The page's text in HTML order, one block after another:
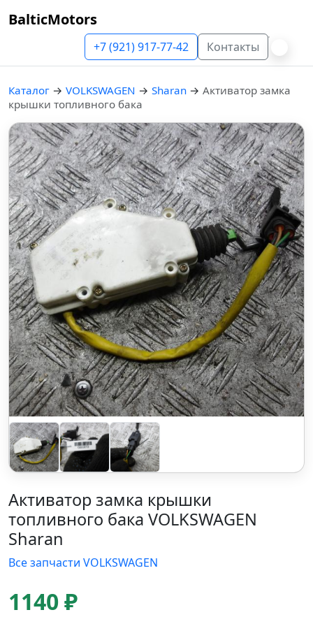
BalticMotors
+7 (921) 917-77-42 Контакты
Каталог → VOLKSWAGEN → Sharan → Активатор замка
крышки топливного бака
Активатор замка крышки
топливного бака VOLKSWAGEN
Sharan
Все запчасти VOLKSWAGEN
1140 ₽